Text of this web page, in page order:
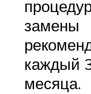
замены
каждый
месяца.